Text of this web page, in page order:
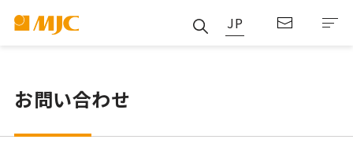
JP
お問い合わせ